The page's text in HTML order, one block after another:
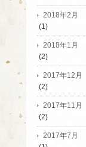
2018年2月
(1)
2018年1月
(2)
2017年12月
(2)
2017年11月
(2)
2017年7月